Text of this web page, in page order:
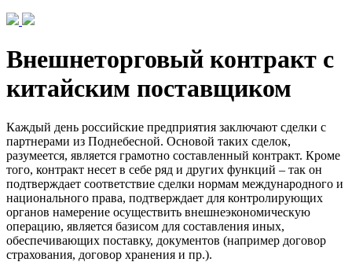
Внешнеторговый контракт с
китайским поставщиком
Каждый день российские предприятия заключают сделки с
партнерами из Поднебесной. Основой таких сделок,
разумеется, является грамотно составленный контракт. Кроме
того, контракт несет в себе ряд и других функций – так он
подтверждает соответствие сделки нормам международного и
национального права, подтверждает для контролирующих
органов намерение осуществить внешнеэкономическую
операцию, является базисом для составления иных,
обеспечивающих поставку, документов (например договор
страхования, договор хранения и пр.).